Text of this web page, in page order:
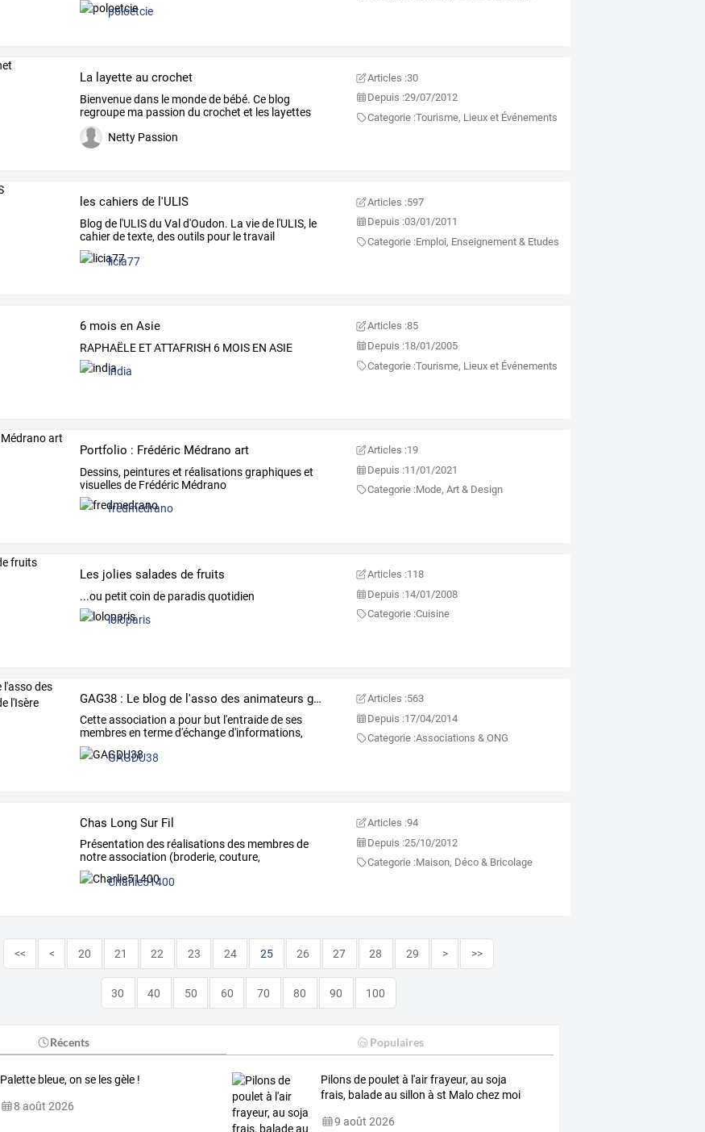
poloetcie
La layette au crochet
Bienvenuedans le mondede bébé. Ce blog
regroupe ma passion du crochet et les layettes
que
Netty Passion
Articles :30
Depuis :29/07/2012
Categorie :Tourisme, Lieux et Événements
les cahiers de l'ULIS
Blog de l'ULISdu Val d'Oudon. La viede l'ULIS, le
cahierdetexte, desoutils pour letravail
personnel
licia77
Articles :597
Depuis :03/01/2011
Categorie :Emploi, Enseignement & Etudes
6 mois en Asie
RAPHAËLE ET ATTAFRISH 6 MOIS EN ASIE
india
Articles :85
Depuis :18/01/2005
Categorie :Tourisme, Lieux et Événements
Portfolio : Frédéric Médrano art
Dessins, peintures et réalisations graphiques et
visuelles de Frédéric Médrano
fredmedrano
Articles :19
Depuis :11/01/2021
Categorie :Mode, Art & Design
Les jolies salades de fruits
...ou petit coin de paradis quotidien
loloparis
Articles :118
Depuis :14/01/2008
Categorie :Cuisine
GAG38 : Le blog de l'asso des animateurs géronto de l'Isère
Cetteassociation a pour but l'entraidedeses
membresen termed'échanged'informations,
d’organisation
GAGDU38
Articles :563
Depuis :17/04/2014
Categorie :Associations & ONG
Chas Long Sur Fil
Présentation des réalisations des membres de
notre association (broderie, couture,
cartonnage...).
Charlie51400
Articles :94
Depuis :25/10/2012
Categorie :Maison, Déco & Bricolage
<< < 20 21 22 23 24 25 26 27 28 29 > >>
30 40 50 60 70 80 90 100
Récents Populaires
Palette bleue, on se les gèle !
8 août 2026
Pilons de poulet à l'air frayeur, au soja
frais, balade au sillon à st Malo chez moi
9 août 2026